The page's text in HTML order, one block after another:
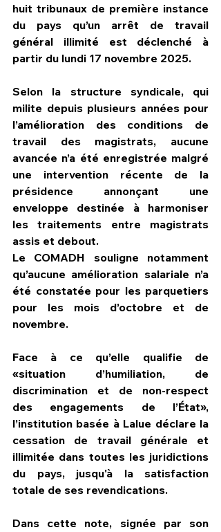
huit tribunaux de première instance
du pays qu’un arrêt de travail
général illimité est déclenché à
partir du lundi 17 novembre 2025.
Selon la structure syndicale, qui
milite depuis plusieurs années pour
l’amélioration des conditions de
travail des magistrats, aucune
avancée n’a été enregistrée malgré
une intervention récente de la
présidence annonçant une
enveloppe destinée à harmoniser
les traitements entre magistrats
assis et debout.
Le COMADH souligne notamment
qu’aucune amélioration salariale n’a
été constatée pour les parquetiers
pour les mois d’octobre et de
novembre.
Face à ce qu’elle qualifie de
«situation d’humiliation, de
discrimination et de non-respect
des engagements de l’État»,
l’institution basée à Lalue déclare la
cessation de travail générale et
illimitée dans toutes les juridictions
du pays, jusqu'à la satisfaction
totale de ses revendications.
Dans cette note, signée par son